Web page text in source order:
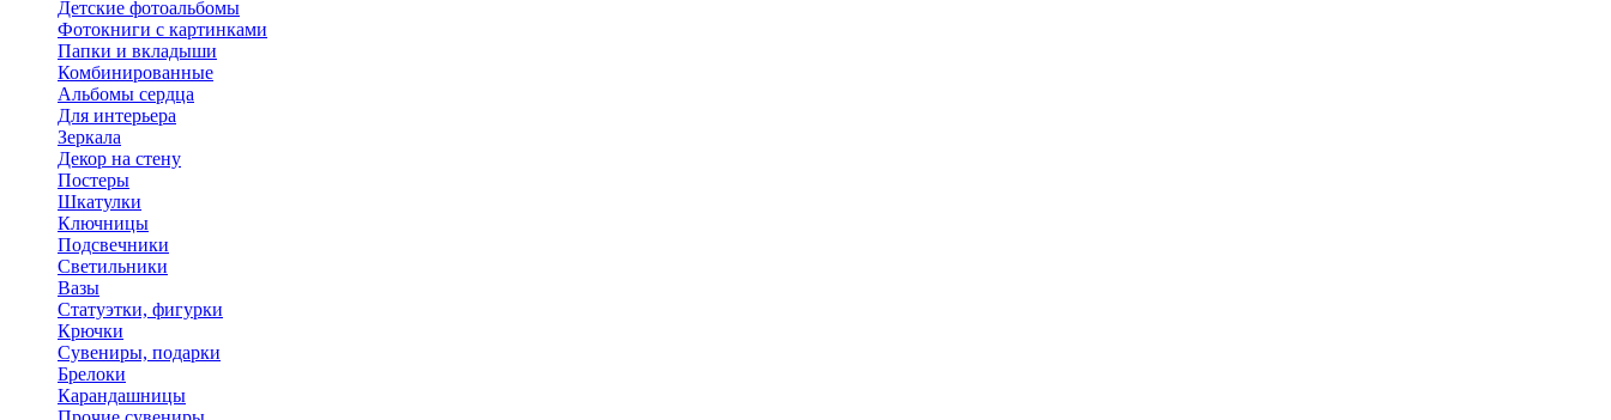
Детские фотоальбомы
Фотокниги с картинками
Папки и вкладыши
Комбинированные
Альбомы сердца
Для интерьера
Зеркала
Декор на стену
Постеры
Шкатулки
Ключницы
Подсвечники
Светильники
Вазы
Статуэтки, фигурки
Крючки
Сувениры, подарки
Брелоки
Карандашницы